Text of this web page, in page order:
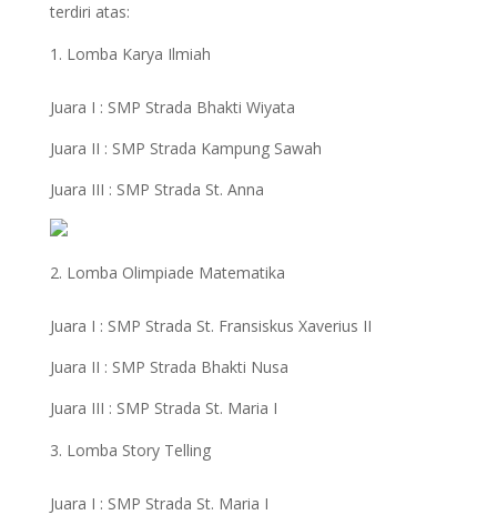
terdiri atas:
Lomba Karya Ilmiah
Juara I : SMP Strada Bhakti Wiyata
Juara II : SMP Strada Kampung Sawah
Juara III : SMP Strada St. Anna
Lomba Olimpiade Matematika
Juara I : SMP Strada St. Fransiskus Xaverius II
Juara II : SMP Strada Bhakti Nusa
Juara III : SMP Strada St. Maria I
Lomba Story Telling
Juara I : SMP Strada St. Maria I